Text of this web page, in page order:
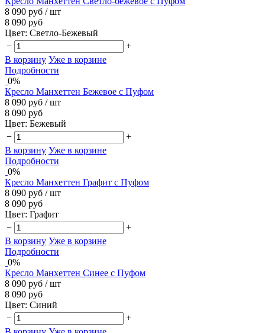
8 090 руб / шт
8 090 руб
Цвет: Светло-Бежевый
−
+
В корзину Уже в корзине
Подробности
0%
Кресло Манхеттен Бежевое с Пуфом
8 090 руб / шт
8 090 руб
Цвет: Бежевый
−
+
В корзину Уже в корзине
Подробности
0%
Кресло Манхеттен Графит с Пуфом
8 090 руб / шт
8 090 руб
Цвет: Графит
−
+
В корзину Уже в корзине
Подробности
0%
Кресло Манхеттен Синее с Пуфом
8 090 руб / шт
8 090 руб
Цвет: Синий
−
+